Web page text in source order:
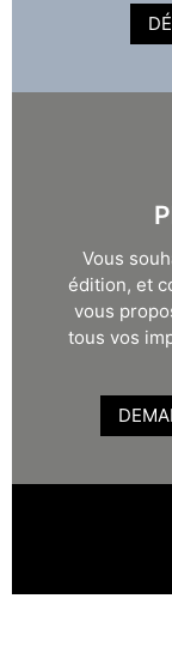
Vous
édition, et
vous
tous vos